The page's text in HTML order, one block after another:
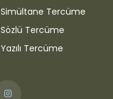
Simültane Tercüme
Sözlü Tercüme
Yazılı Tercüme